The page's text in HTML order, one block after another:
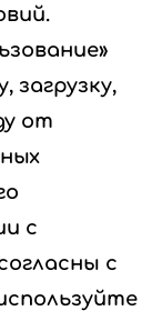
загрузку,
от
с
с